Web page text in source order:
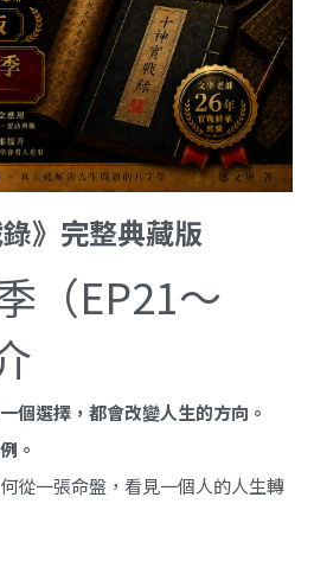
》完整典藏版
（EP21～
個選擇，都會改變人生的方向。
。
從一張命盤，看見一個人的人生轉